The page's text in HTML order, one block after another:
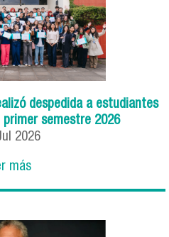
despedida a estudiantes
semestre 2026
2026
más